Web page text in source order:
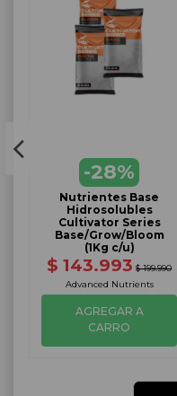
-28%
Nutrientes Base
Hidrosolubles
Cultivator Series
Base/Grow/Bloom
(1Kg c/u)
$ 143.993 $ 199.990
Advanced Nutrients
AGREGAR A
CARRO